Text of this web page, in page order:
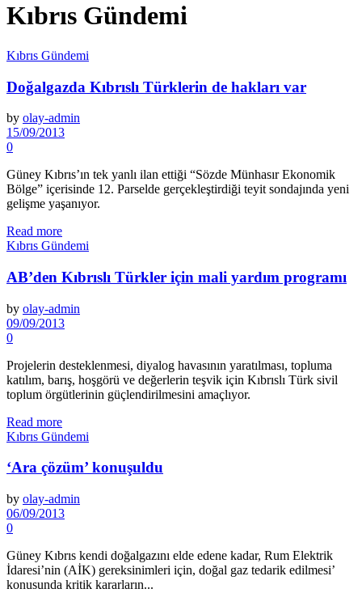
Kıbrıs Gündemi
Kıbrıs Gündemi
Doğalgazda Kıbrıslı Türklerin de hakları var
by olay-admin
15/09/2013
0
Güney Kıbrıs’ın tek yanlı ilan ettiği “Sözde Münhasır Ekonomik
Bölge” içerisinde 12. Parselde ger­çekleştirdiği teyit sondajında yeni
gelişme yaşanıyor.
Read more
Kıbrıs Gündemi
AB’den Kıbrıslı Türkler için mali yardım programı
by olay-admin
09/09/2013
0
Projelerin desteklenmesi, diya­log havasının yaratılması, topluma
katılım, barış, hoşgörü ve değerlerin teşvik için Kıbrıslı Türk sivil
toplum örgütlerinin güçlendirilmesini amaç­lıyor.
Read more
Kıbrıs Gündemi
‘Ara çözüm’ konuşuldu
by olay-admin
06/09/2013
0
Güney Kıbrıs kendi doğal­gazını elde edene kadar, Rum Elektrik
İdaresi’nin (AİK) gerek­sinimleri için, doğal gaz tedarik edilmesi’
konusunda kritik ka­rarların...